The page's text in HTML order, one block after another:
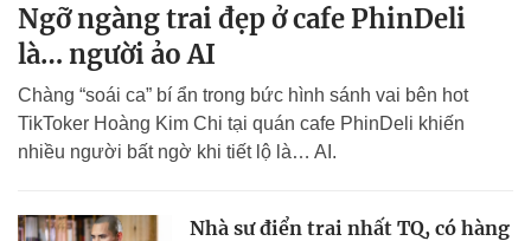
Ngỡ ngàng trai đẹp ở cafe PhinDeli
là… người ảo AI
Chàng “soái ca” bí ẩn trong bức hình sánh vai bên hot
TikToker Hoàng Kim Chi tại quán cafe PhinDeli khiến
nhiều người bất ngờ khi tiết lộ là… AI.
Nhà sư điển trai nhất TQ, có hàng